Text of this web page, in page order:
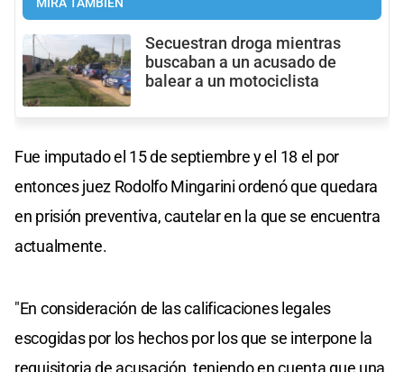
MIRÁ TAMBIÉN
Secuestran droga mientras
buscaban a un acusado de
balear a un motociclista
Fue imputado el 15 de septiembre y el 18 el por
entonces juez Rodolfo Mingarini ordenó que quedara
en prisión preventiva, cautelar en la que se encuentra
actualmente.
"En consideración de las calificaciones legales
escogidas por los hechos por los que se interpone la